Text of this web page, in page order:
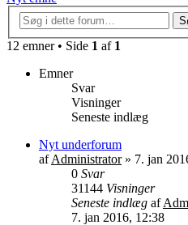
12 emner • Side 1 af 1
Emner
Svar
Visninger
Seneste indlæg
Nyt underforum
afAdministrator» 7. jan
0 Svar
31144 Visninger
Seneste indlæg af
7. jan 2016, 12:38